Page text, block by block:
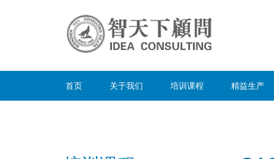
首页 关于我们 培训课程 精益生产